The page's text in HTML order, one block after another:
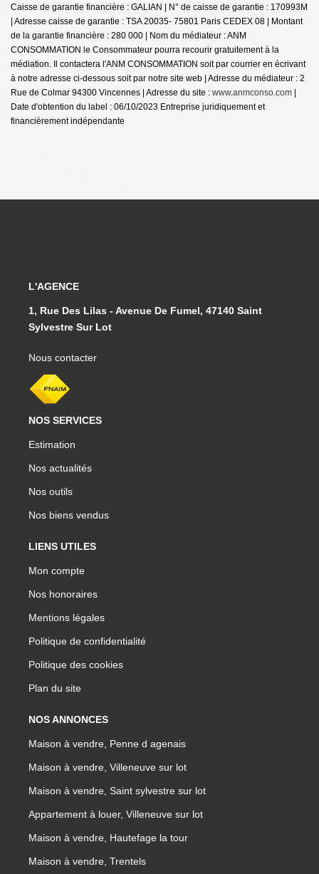
Caisse de garantie financière : GALIAN | N° de caisse de garantie : 170993M
| Adresse caisse de garantie : TSA 20035- 75801 Paris CEDEX 08 | Montant
de la garantie financière : 280 000 | Nom du médiateur : ANM
CONSOMMATION le Consommateur pourra recourir gratuitement à la
médiation. Il contactera l'ANM CONSOMMATION soit par courrier en écrivant
à notre adresse ci-dessous soit par notre site web | Adresse du médiateur : 2
Rue de Colmar 94300 Vincennes | Adresse du site : www.anmconso.com |
Date d'obtention du label : 06/10/2023 Entreprise juridiquement et
financièrement indépendante
L'AGENCE
1, Rue Des Lilas - Avenue De Fumel, 47140 Saint
Sylvestre Sur Lot
Nous contacter
NOS SERVICES
Estimation
Nos actualités
Nos outils
Nos biens vendus
LIENS UTILES
Mon compte
Nos honoraires
Mentions légales
Politique de confidentialité
Politique des cookies
Plan du site
NOS ANNONCES
Maison à vendre, Penne d agenais
Maison à vendre, Villeneuve sur lot
Maison à vendre, Saint sylvestre sur lot
Appartement à louer, Villeneuve sur lot
Maison à vendre, Hautefage la tour
Maison à vendre, Trentels